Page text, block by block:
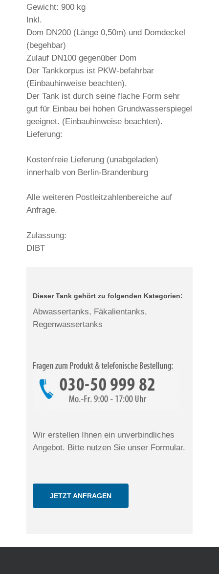
Gewicht: 900 kg
Inkl.
Dom DN200 (Länge 0,50m) und Domdeckel
(begehbar)
Zulauf DN100 gegenüber Dom
Der Tankkorpus ist PKW-befahrbar
(Einbauhinweise beachten).
Der Tank ist durch seine flache Form sehr
gut für Einbau bei hohen Grundwasserspiegel
geeignet. (Einbauhinweise beachten).
Lieferung:
Kostenfreie Lieferung (unabgeladen)
innerhalb von Berlin-Brandenburg
Alle weiteren Postleitzahlenbereiche auf
Anfrage.
Zulassung:
DIBT
Dieser Tank gehört zu folgenden Kategorien:
Abwassertanks, Fäkalientanks,
Regenwassertanks
Wir erstellen Ihnen ein unverbindliches
Angebot. Bitte nutzen Sie unser Formular.
JETZT ANFRAGEN